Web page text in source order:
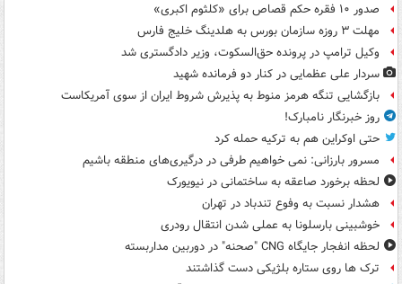
صدور ۱۰ فقره حکم قصاص برای «کلثوم اکبری»
مهلت ۳ روزه سازمان بورس به هلدینگ خلیج فارس
وکیل ترامپ در پرونده حق‌السکوت، وزیر دادگستری شد
سردار علی عظمایی در کنار دو فرمانده شهید
بازگشایی تنگه هرمز منوط به پذیرش شروط ایران از سوی آمریکاست
روز خبرنگار نامبارک!
حتی اوکراین هم به ترکیه حمله کرد
مسرور بارزانی: نمی خواهیم طرفی در درگیری‌های منطقه باشیم
لحظه برخورد صاعقه به ساختمانی در نیویورک
هشدار نسبت به وفوع تندباد در تهران
خوشبینی بارسلونا به عملی شدن انتقال رودری
لحظه انفجار جایگاه CNG "صحنه" در دوربین مداربسته
ترک ها روی ستاره بلژیکی دست گذاشتند